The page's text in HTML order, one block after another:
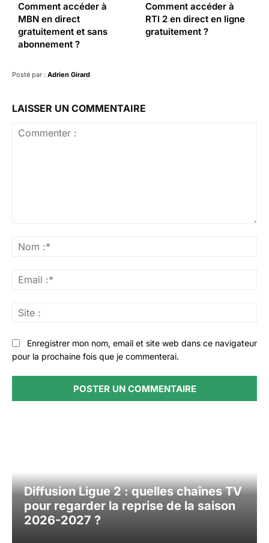
Comment accéder à
MBN en direct
gratuitement et sans
abonnement ?
Comment accéder à
RTI 2 en direct en ligne
gratuitement ?
Posté par : Adrien Girard
LAISSER UN COMMENTAIRE
Enregistrer mon nom, email et site web dans ce navigateur
pour la prochaine fois que je commenterai.
Diffusion Ligue 2 : quelles chaînes TV
pour regarder la reprise de la saison
2026-2027 ?